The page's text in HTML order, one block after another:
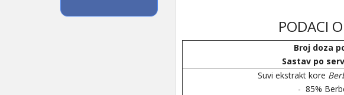
PODACI
Broj doza
Sastav po
Suvi ekstrakt kore
- 85%